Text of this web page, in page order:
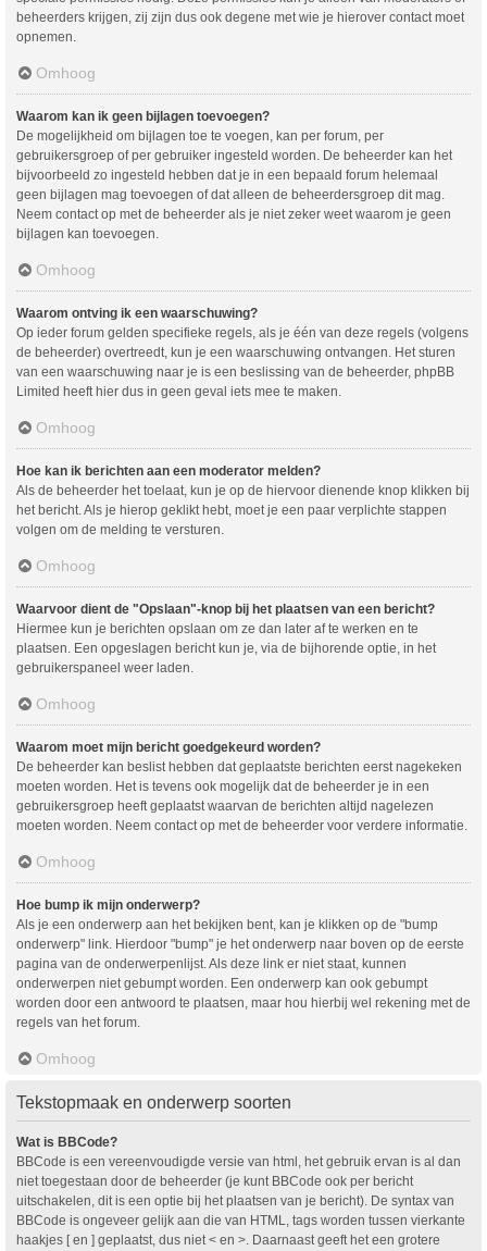
beheerders krijgen, zij zijn dus ook degene met wie je hierover contact moet
opnemen.
Omhoog
Waarom kan ik geen bijlagen toevoegen?
De mogelijkheid om bijlagen toe te voegen, kan per forum, per
gebruikersgroep of per gebruiker ingesteld worden. De beheerder kan het
bijvoorbeeld zo ingesteld hebben dat je in een bepaald forum helemaal
geen bijlagen mag toevoegen of dat alleen de beheerdersgroep dit mag.
Neem contact op met de beheerder als je niet zeker weet waarom je geen
bijlagen kan toevoegen.
Omhoog
Waarom ontving ik een waarschuwing?
Op ieder forum gelden specifieke regels, als je één van deze regels (volgens
de beheerder) overtreedt, kun je een waarschuwing ontvangen. Het sturen
van een waarschuwing naar je is een beslissing van de beheerder, phpBB
Limited heeft hier dus in geen geval iets mee te maken.
Omhoog
Hoe kan ik berichten aan een moderator melden?
Als de beheerder het toelaat, kun je op de hiervoor dienende knop klikken bij
het bericht. Als je hierop geklikt hebt, moet je een paar verplichte stappen
volgen om de melding te versturen.
Omhoog
Waarvoor dient de "Opslaan"-knop bij het plaatsen van een bericht?
Hiermee kun je berichten opslaan om ze dan later af te werken en te
plaatsen. Een opgeslagen bericht kun je, via de bijhorende optie, in het
gebruikerspaneel weer laden.
Omhoog
Waarom moet mijn bericht goedgekeurd worden?
De beheerder kan beslist hebben dat geplaatste berichten eerst nagekeken
moeten worden. Het is tevens ook mogelijk dat de beheerder je in een
gebruikersgroep heeft geplaatst waarvan de berichten altijd nagelezen
moeten worden. Neem contact op met de beheerder voor verdere informatie.
Omhoog
Hoe bump ik mijn onderwerp?
Als je een onderwerp aan het bekijken bent, kan je klikken op de "bump
onderwerp" link. Hierdoor "bump" je het onderwerp naar boven op de eerste
pagina van de onderwerpenlijst. Als deze link er niet staat, kunnen
onderwerpen niet gebumpt worden. Een onderwerp kan ook gebumpt
worden door een antwoord te plaatsen, maar hou hierbij wel rekening met de
regels van het forum.
Omhoog
Tekstopmaak en onderwerp soorten
Wat is BBCode?
BBCode is een vereenvoudigde versie van html, het gebruik ervan is al dan
niet toegestaan door de beheerder (je kunt BBCode ook per bericht
uitschakelen, dit is een optie bij het plaatsen van je bericht). De syntax van
BBCode is ongeveer gelijk aan die van HTML, tags worden tussen vierkante
haakjes [ en ] geplaatst, dus niet < en >. Daarnaast geeft het een grotere